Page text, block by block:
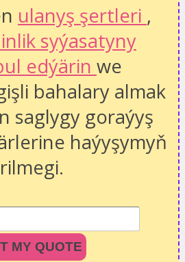
ulanyş şertleri ,
syýasatyny
edýärin we
bahalary almak
saglygy goraýyş
haýyşymyň
MY QUOTE